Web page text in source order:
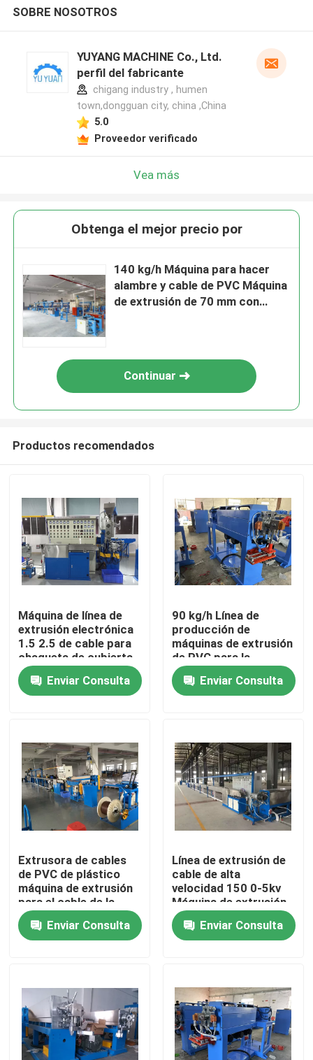
En casa
Productos
Los vídeos
Sobre nosotros
Recorrido por la fábrica
Control de calidad
Contacta con nosotros
Máquina de extrusión de cables
Máquina de extrusión de alambre
SOBRE NOSOTROS
YUYANG MACHINE Co., Ltd.
perfil del fabricante
chigang industry , humen
town,dongguan city, china ,China
5.0
Proveedor verificado
Vea más
Obtenga el mejor precio por
140 kg/h Máquina para hacer
alambre y cable de PVC Máquina
de extrusión de 70 mm con
Continuar
Productos recomendados
Máquina de línea de
extrusión electrónica
1.5 2.5 de cable para
chaqueta de cubierta
de cable de PVC
Enviar Consulta
90 kg/h Línea de
producción de
máquinas de extrusión
de PVC para la
fabricación de cables
Enviar Consulta
Extrusora de cables
de PVC de plástico
máquina de extrusión
para el cable de la
casa 1.5 2.5
Enviar Consulta
Línea de extrusión de
cable de alta
velocidad 150 0-5kv
Máquina de extrusión
de PVC / PE para 4 *
300 Enviar Consulta